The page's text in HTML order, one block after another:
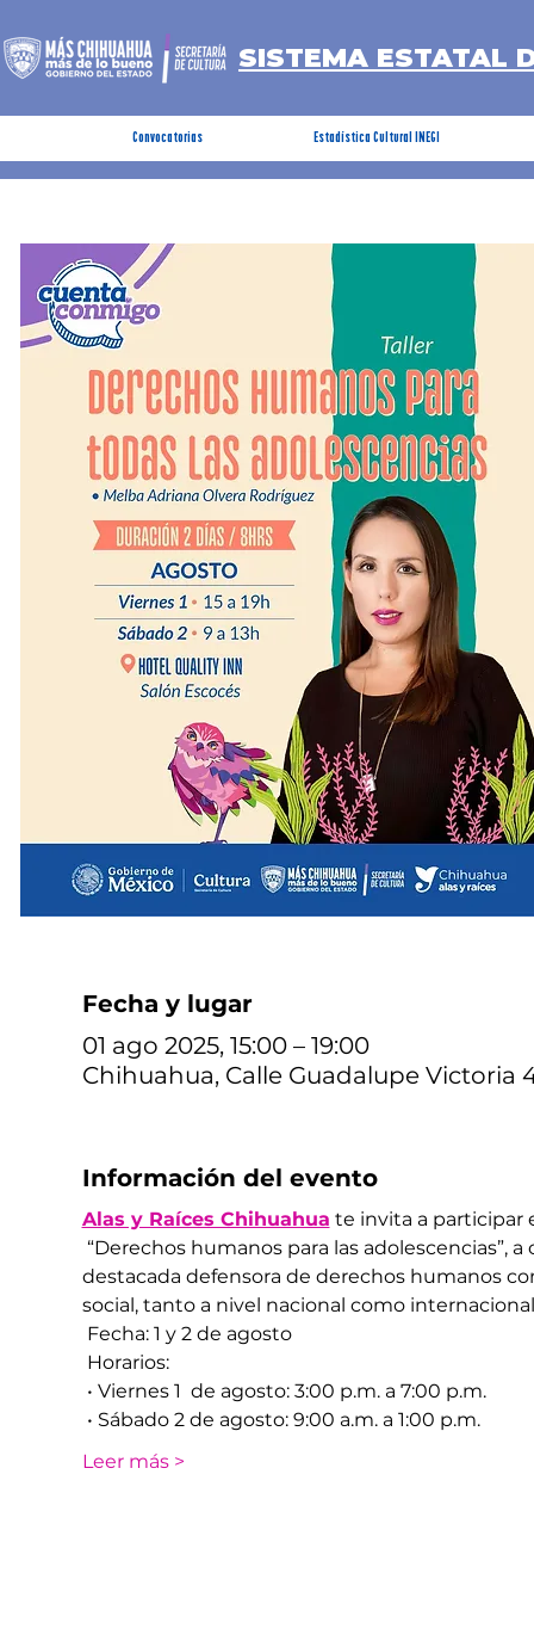
SISTEMA ESTATAL
Convocatorias Estadística Cultural INEGI
Fecha y lugar
01 ago 2025, 15:00 – 19:00
Chihuahua, Calle Guadalupe Victoria
Información del evento
Alas y Raíces Chihuahua te invita a participar
“Derechos humanos para las adolescencias”,
destacada defensora de derechos humanos
social, tanto a nivel nacional como
Fecha: 1 y 2 de agosto
Horarios:
• Viernes 1  de agosto: 3:00 p.m. a 7:00 p.m.
• Sábado 2 de agosto: 9:00 a.m. a 1:00 p.m.
Leer más >